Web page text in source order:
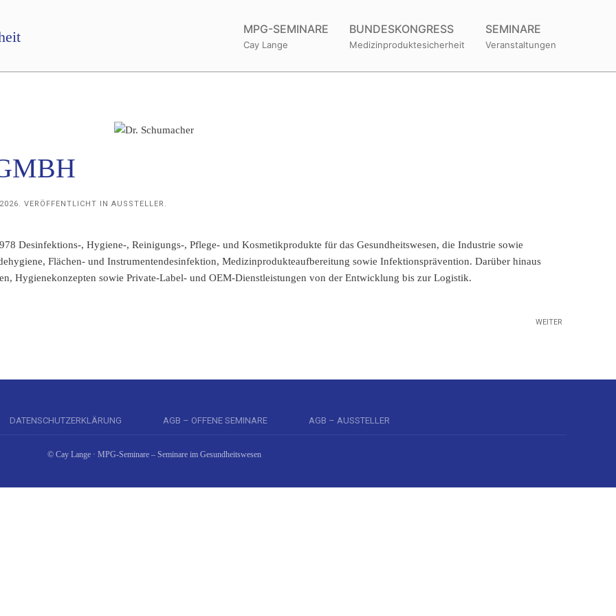
MPG-SEMINARE
Cay Lange
BUNDESKONGRESS
Medizinproduktesicherheit
SEMINARE
Veranstaltungen
. VERÖFFENTLICHT IN AUSSTELLER
Desinfektions-, Hygiene-, Reinigungs-, Pflege- und Kosmetikprodukte für das Gesundheitswesen, die Industrie sowie
Flächen- und Instrumentendesinfektion, Medizinprodukteaufbereitung sowie Infektionsprävention. Darüber hinaus
Hygienekonzepten sowie Private-Label- und OEM-Dienstleistungen von der Entwicklung bis zur Logistik.
WEITER
DATENSCHUTZERKLÄRUNG AGB – OFFENE SEMINARE AGB – AUSSTELLER
© Cay Lange · MPG-Seminare – Seminare im Gesundheitswesen